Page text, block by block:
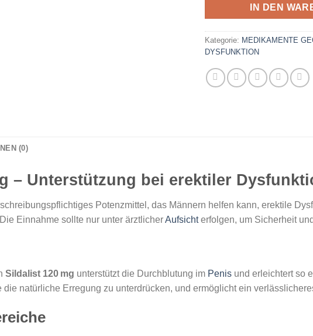
IN DEN
Kategorie: MEDIKAMENTE
DYSFUNKTION
(0)
– Unterstützung bei erektiler
Potenzmittel, das Männern helfen kann, erektile
Einnahme sollte nur unter ärztlicherAufsichterfolgen, um Sicherheit
Sildalist 120 mg unterstützt die Durchblutung im Penis und erleichtert so
die natürliche Erregung zu unterdrücken, und ermöglicht ein